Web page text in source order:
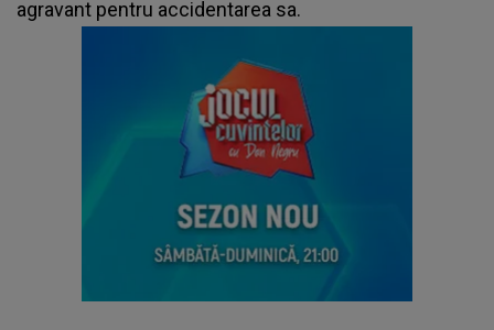
agravant pentru accidentarea sa.